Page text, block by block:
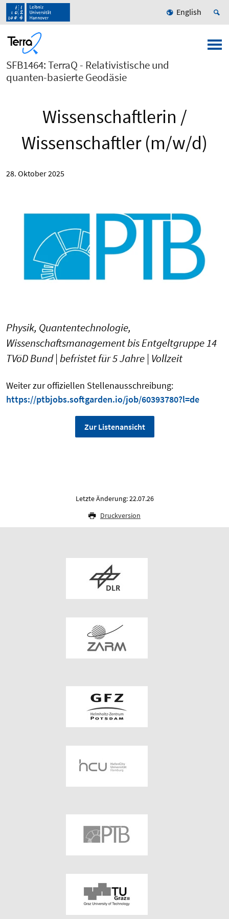
English
SFB1464: TerraQ - Relativistische und
quanten-basierte Geodäsie
Wissenschaftlerin /
Wissenschaftler (m/w/d)
28. Oktober 2025
Physik, Quantentechnologie,
Wissenschaftsmanagement bis Entgeltgruppe 14
TVöD Bund | befristet für 5 Jahre | Vollzeit
Weiter zur offiziellen Stellenausschreibung:
https://ptbjobs.softgarden.io/job/60393780?l=de
Zur Listenansicht
Letzte Änderung: 22.07.26
Druckversion